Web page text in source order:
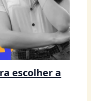
escolher a